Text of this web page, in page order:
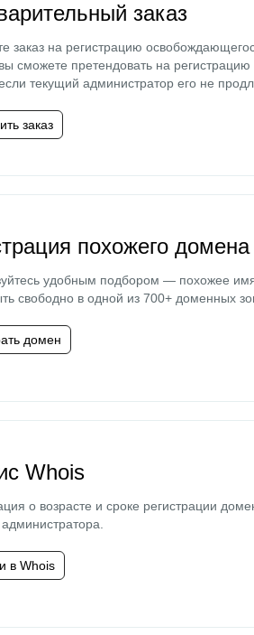
заказ
заказ на регистрацию
сможете претендовать на регистрацию
текущий администратор его не
заказ
похожего домена
удобным подбором — похожее
свободно в одной из 700+ доменных
домен
Whois
о возрасте и сроке регистрации
в Whois